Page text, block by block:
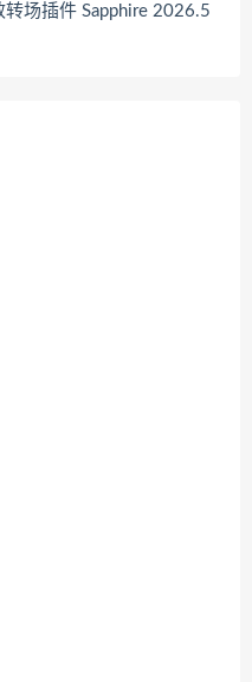
场插件 Sapphire 2026.5